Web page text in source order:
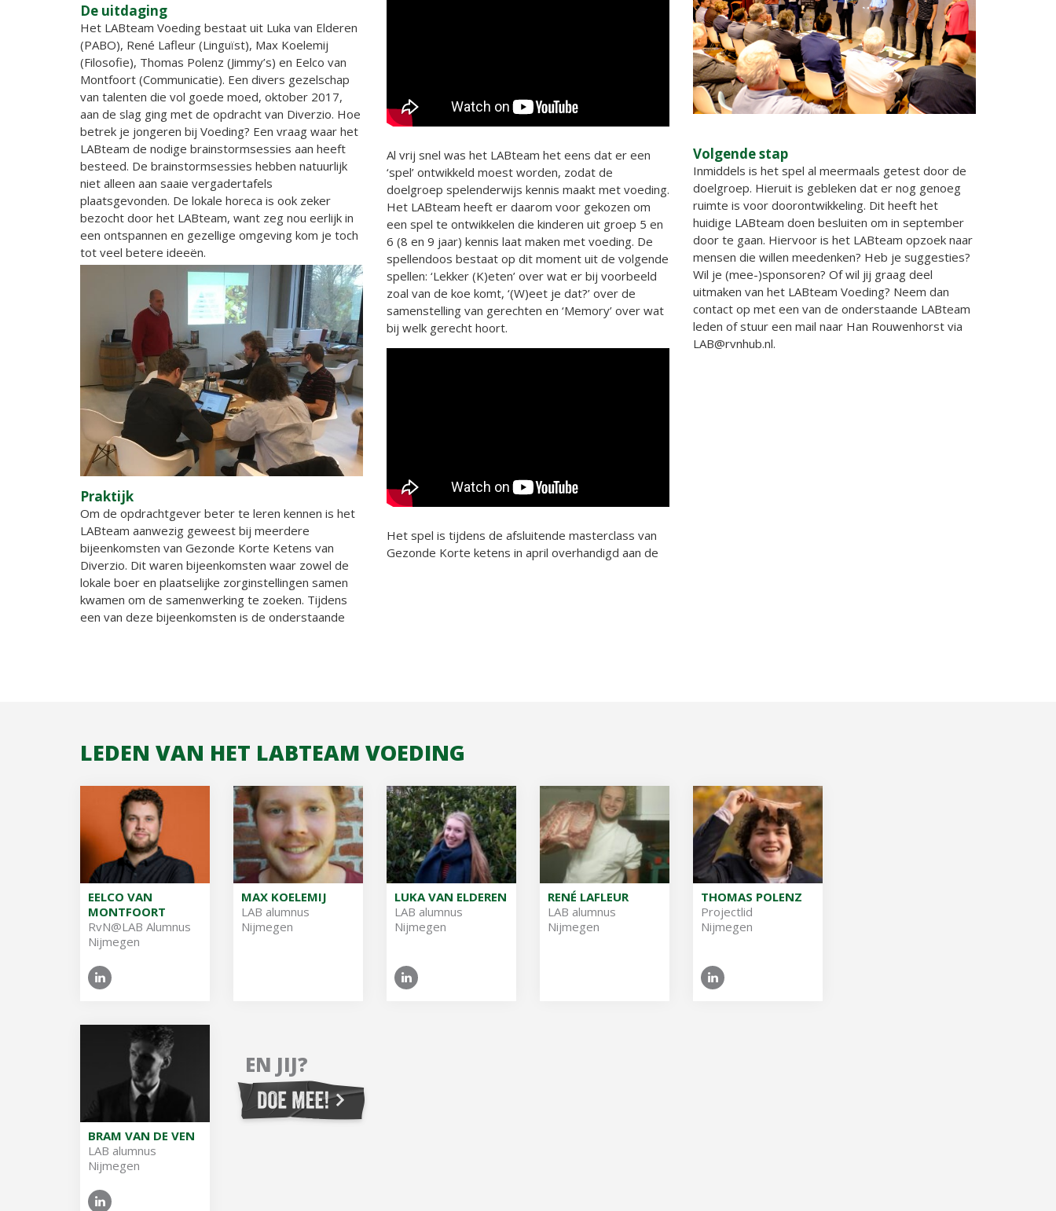
De uitdaging
Het LABteam Voeding bestaat uit Luka van Elderen
(PABO), René Lafleur (Linguïst), Max Koelemij
(Filosofie), Thomas Polenz (Jimmy’s) en Eelco van
Montfoort (Communicatie). Een divers gezelschap
van talenten die vol goede moed, oktober 2017,
aan de slag ging met de opdracht van Diverzio. Hoe
betrek je jongeren bij Voeding? Een vraag waar het
LABteam de nodige brainstormsessies aan heeft
besteed. De brainstormsessies hebben natuurlijk
niet alleen aan saaie vergadertafels
plaatsgevonden. De lokale horeca is ook zeker
bezocht door het LABteam, want zeg nou eerlijk in
een ontspannen en gezellige omgeving kom je toch
tot veel betere ideeën.
Praktijk
Om de opdrachtgever beter te leren kennen is het
LABteam aanwezig geweest bij meerdere
bijeenkomsten van Gezonde Korte Ketens van
Diverzio. Dit waren bijeenkomsten waar zowel de
lokale boer en plaatselijke zorginstellingen samen
kwamen om de samenwerking te zoeken. Tijdens
een van deze bijeenkomsten is de onderstaande
Al vrij snel was het LABteam het eens dat er een
‘spel’ ontwikkeld moest worden, zodat de
doelgroep spelenderwijs kennis maakt met voeding.
Het LABteam heeft er daarom voor gekozen om
een spel te ontwikkelen die kinderen uit groep 5 en
6 (8 en 9 jaar) kennis laat maken met voeding. De
spellendoos bestaat op dit moment uit de volgende
spellen: ‘Lekker (K)eten’ over wat er bij voorbeeld
zoal van de koe komt, ‘(W)eet je dat?’ over de
samenstelling van gerechten en ‘Memory’ over wat
bij welk gerecht hoort.
Het spel is tijdens de afsluitende masterclass van
Gezonde Korte ketens in april overhandigd aan de
Volgende stap
Inmiddels is het spel al meermaals getest door de
doelgroep. Hieruit is gebleken dat er nog genoeg
ruimte is voor doorontwikkeling. Dit heeft het
huidige LABteam doen besluiten om in september
door te gaan. Hiervoor is het LABteam opzoek naar
mensen die willen meedenken? Heb je suggesties?
Wil je (mee-)sponsoren? Of wil jij graag deel
uitmaken van het LABteam Voeding? Neem dan
contact op met een van de onderstaande LABteam
leden of stuur een mail naar Han Rouwenhorst via
LAB@rvnhub.nl.
LEDEN VAN HET LABTEAM VOEDING
EELCO VAN
MONTFOORT
RvN@​LAB Alum­nus
Nijmegen
MAX KOELEMIJ
LAB alum­nus
Nijmegen
LUKA VAN ELDEREN
LAB alum­nus
Nijmegen
RENÉ LAFLEUR
LAB alum­nus
Nijmegen
THOMAS POLENZ
Pro­ject­lid
Nijmegen
BRAM VAN DE VEN
LAB alum­nus
Nijmegen
EN JIJ?